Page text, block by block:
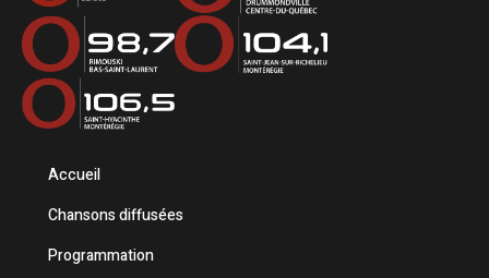
Accueil
Chansons diffusées
Programmation